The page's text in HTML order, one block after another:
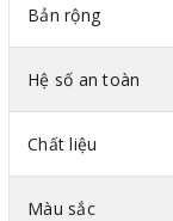
Thông số kỹ
Bản rộng : Mỗi
Vật liệu : 100%
Hệ số an toàn : 7:1
Bản rộng
Hệ số an toàn
Chất liệu
Màu sắc